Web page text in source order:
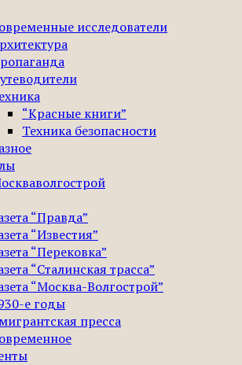
исследователи
“Красные книги”
Техника безопасности
“Правда”
“Известия”
“Перековка”
“Сталинская трасса”
“Москва-Волгострой”
е годы
пресса